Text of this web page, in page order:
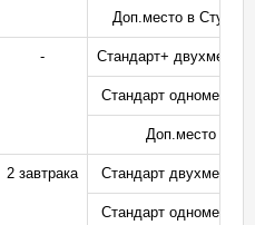
Доп.место в Студии
- Стандарт+
Стандарт
Доп.место
2 завтрака Стандарт
Стандарт